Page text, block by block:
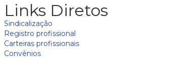
Links Diretos
Sindicalização
Registro profissional
Carteiras profissionais
Convênios